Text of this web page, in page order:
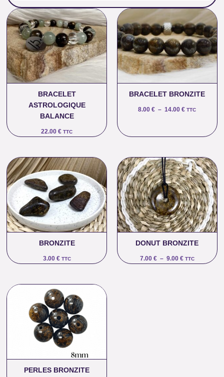
BRACELET
ASTROLOGIQUE
BALANCE
22.00€ TTC
BRACELET BRONZITE
8.00€ – 14.00€
de
prix :
8.00 €
à
14.00 €
TTC
BRONZITE
3.00 € TTC
DONUT BRONZITE
7.00 € – 9.00 €
Plage
de
prix :
7.00 €
à
9.00 €
TTC
PERLES BRONZITE
de
prix :
0.26 €
à
12.00 €